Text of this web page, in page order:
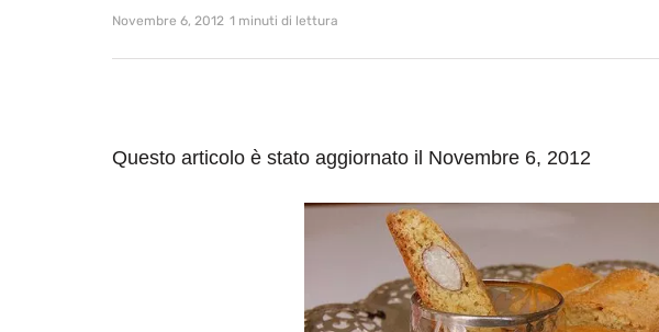
Novembre 6, 2012 1 minuti di lettura
Questo articolo è stato aggiornato il Novembre 6, 2012